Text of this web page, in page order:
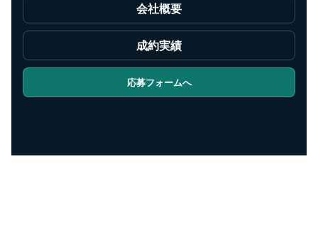
会社概要
成約実績
応募フォームへ